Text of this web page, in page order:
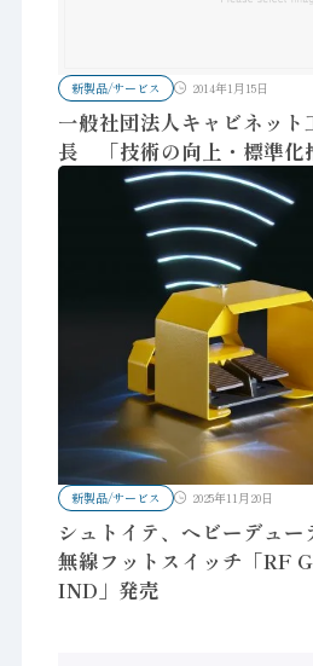
新製品/サービス 2014年1月15日
一般社団法人キャビネット
長 「技術の向上・標準化
新製品/サービス 2025年11月20日
シュトイテ、ヘビーデュー
無線フットスイッチ「RF
IND」発売